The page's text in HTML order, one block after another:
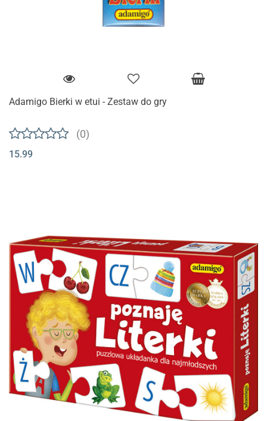
Adamigo Bierki w etui - Zestaw do gry
(0)
15.99